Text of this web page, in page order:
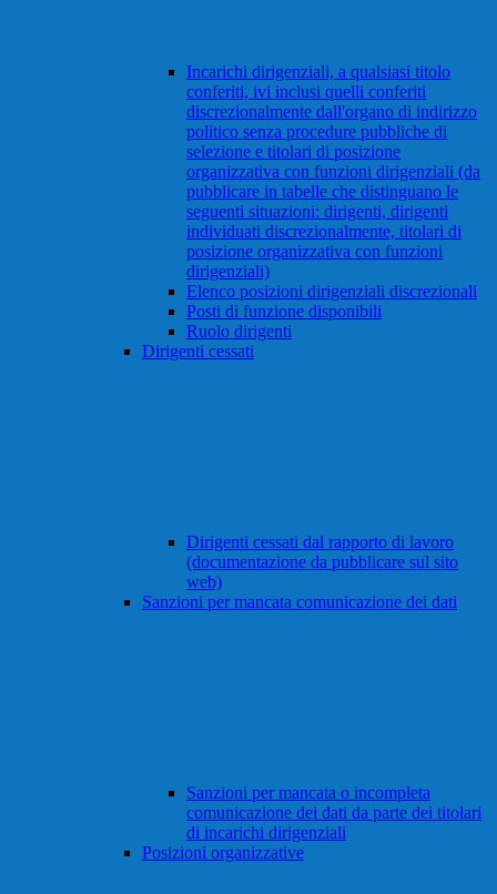
Incarichi dirigenziali, a qualsiasi titolo
conferiti, ivi inclusi quelli conferiti
discrezionalmente dall'organo di indirizzo
politico senza procedure pubbliche di
selezione e titolari di posizione
organizzativa con funzioni dirigenziali (da
pubblicare in tabelle che distinguano le
seguenti situazioni: dirigenti, dirigenti
individuati discrezionalmente, titolari di
posizione organizzativa con funzioni
dirigenziali)
Elenco posizioni dirigenziali discrezionali
Posti di funzione disponibili
Ruolo dirigenti
Dirigenti cessati
Dirigenti cessati dal rapporto di lavoro
(documentazione da pubblicare sul sito
web)
Sanzioni per mancata comunicazione dei dati
Sanzioni per mancata o incompleta
comunicazione dei dati da parte dei titolari
di incarichi dirigenziali
Posizioni organizzative